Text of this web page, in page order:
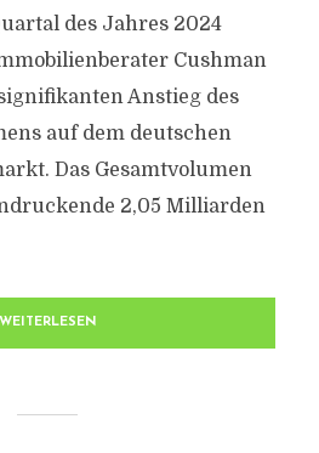
des Jahres 2024
Cushman
Anstieg des
auf dem deutschen
Das Gesamtvolumen
2,05 Milliarden
WEITERLESEN